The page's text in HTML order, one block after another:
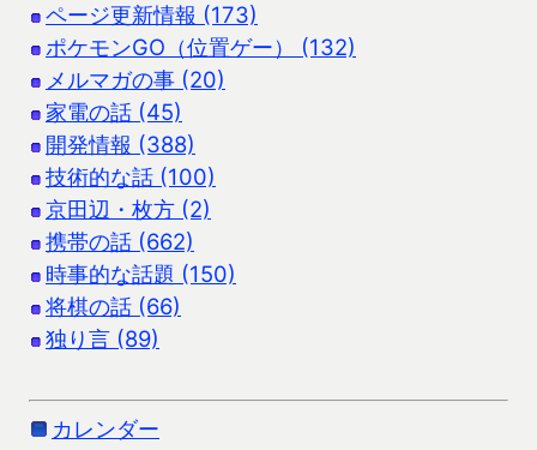
ページ更新情報 (173)
ポケモンGO（位置ゲー） (132)
メルマガの事 (20)
家電の話 (45)
開発情報 (388)
技術的な話 (100)
京田辺・枚方 (2)
携帯の話 (662)
時事的な話題 (150)
将棋の話 (66)
独り言 (89)
カレンダー